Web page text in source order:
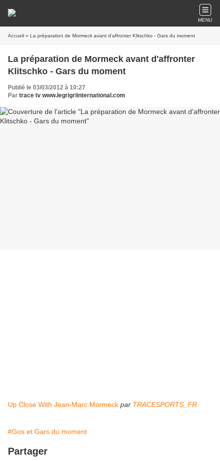
MENU
Accueil » La préparation de Mormeck avant d'affronter Klitschko - Gars du moment
La préparation de Mormeck avant d'affronter
Klitschko - Gars du moment
Publié le 03/03/2012 à 10:27
Par trace tv www.legrigriinternational.com
Up Close With Jean-Marc Mormeck par TRACESPORTS_FR
#Gos et Gars du moment
Partager